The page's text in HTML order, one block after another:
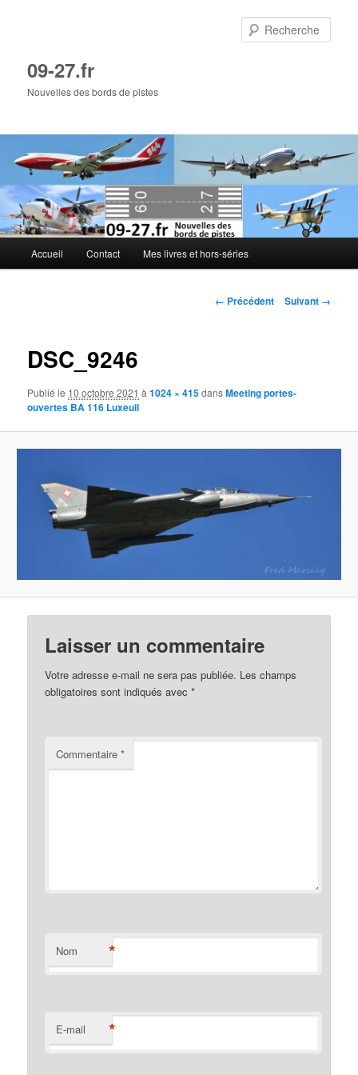
09-27.fr
Nouvelles des bords de pistes
principal
Accueil Contact Mes livres et hors-séries
Navigation
← Précédent Suivant →
DSC_9246
Publié le 10 octobre 2021 à1024 × 415dansMeeting portes-
ouvertes BA 116 Luxeuil
Laisser un commentaire
Votre adresse e-mail ne sera pas publiée. Les champs
obligatoires sont indiqués avec*
Commentaire*
Nom *
E-mail *